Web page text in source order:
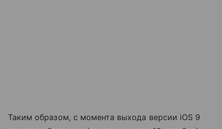
Таким образом, с момента выхода версии iOS 9